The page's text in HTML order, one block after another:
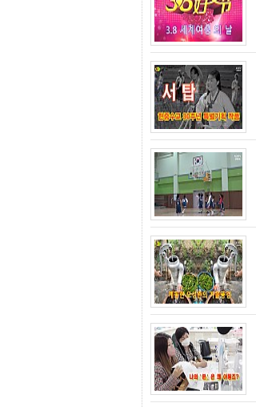
비
아
몰
웹
토
끼
실
시
간
무
료
채
팅
24
시
간
대
출
밍
키
넷
갱
신
통
영
남
찾
기
출